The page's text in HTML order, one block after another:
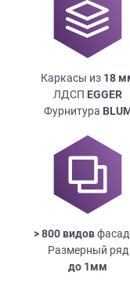
Каркасы из 18
ЛДСП EGGER
Фурнитура
> 800 видов
Размерный ряд
до 1мм